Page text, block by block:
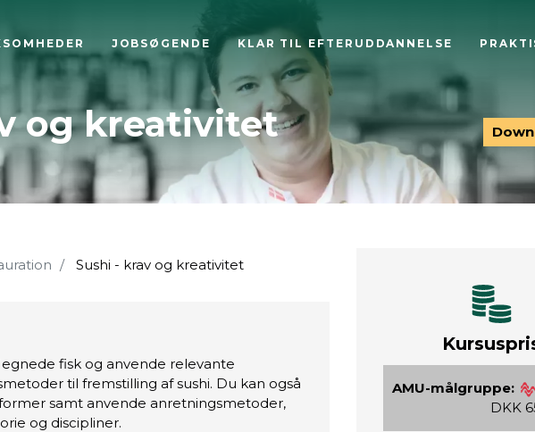
JOBSØGENDE KLAR TIL EFTERUDDANNELSE
og kreativitet
Sushi - krav og kreativitet
fisk og anvende relevante
til fremstilling af sushi. Du kan også
samt anvende anretningsmetoder,
og discipliner.
AMU-målgruppe:
DKK